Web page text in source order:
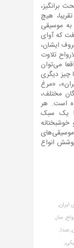
برانگیز،
هیچ
موسیقی
که آوای
ایشان،
تلاوت
می‌توان
چیز دیگری
«مرغ
مختلف،
است. هر
یک سبک
انواع
ایران,
ساز,
صدا,